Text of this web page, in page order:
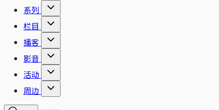
系列
栏目
播客
影音
活动
周边